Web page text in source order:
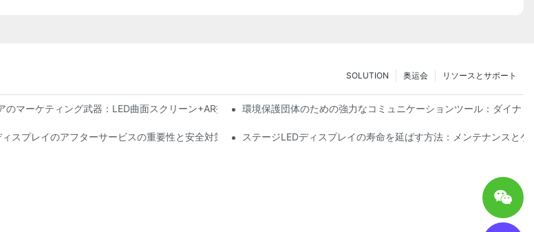
リソースとサポート
奥运会
SOLUTION
のマーケティング武器：LED曲面スクリーン+AR技術の没入型試乗体験環境保護団体のための強力なコミュニケーションツール：ダイナ
スプレイのアフターサービスの重要性と安全対策 ステージLEDディスプレイの寿命を延ばす方法：メンテナンスとケ